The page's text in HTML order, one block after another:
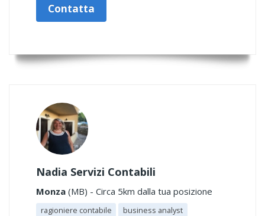
Contatta
Nadia Servizi Contabili
Monza (MB) - Circa 5km dalla tua posizione
ragioniere contabile
business analyst